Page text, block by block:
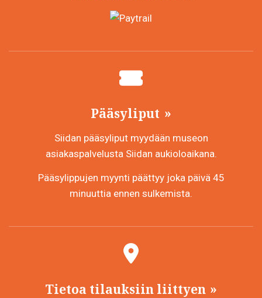
Pääsyliput
Siidan pääsyliput myydään museon
asiakaspalvelusta Siidan aukioloaikana.
Pääsylippujen myynti päättyy joka päivä 45
minuuttia ennen sulkemista.
Tietoa tilauksiin liittyen